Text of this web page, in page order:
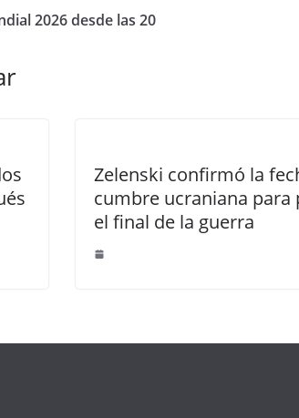
2026 desde las 20
Zelenski confirmó la
cumbre ucraniana para
el final de la guerra